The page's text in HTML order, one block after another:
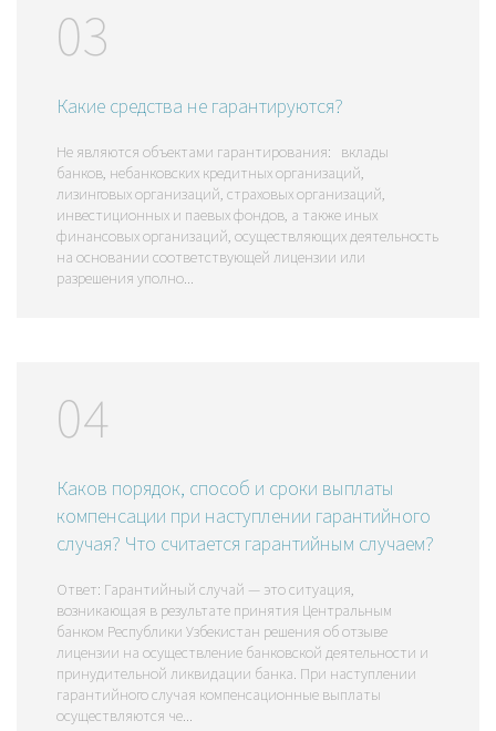
03
Какие средства не гарантируются?
Не являются объектами гарантирования: вклады
банков, небанковских кредитных организаций,
лизинговых организаций, страховых организаций,
инвестиционных и паевых фондов, а также иных
финансовых организаций, осуществляющих деятельность
на основании соответствующей лицензии или
разрешения уполно...
04
Каков порядок, способ и сроки выплаты
компенсации при наступлении гарантийного
случая? Что считается гарантийным случаем?
Ответ: Гарантийный случай — это ситуация,
возникающая в результате принятия Центральным
банком Республики Узбекистан решения об отзыве
лицензии на осуществление банковской деятельности и
принудительной ликвидации банка. При наступлении
гарантийного случая компенсационные выплаты
осуществляются че...